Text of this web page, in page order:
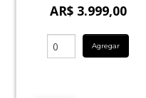
AR$ 3.999,00
Agregar